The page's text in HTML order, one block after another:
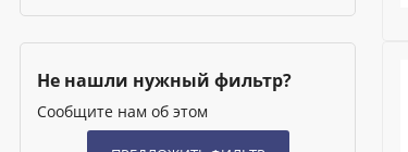
Не нашли нужный фильтр?
Сообщите нам об этом